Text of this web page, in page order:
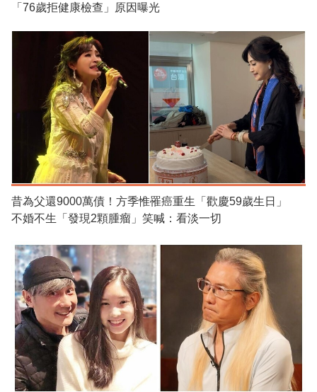
「76歲拒健康檢查」原因曝光
昔為父還9000萬債！方季惟罹癌重生「歡慶59歲生日」
不婚不生「發現2顆腫瘤」笑喊：看淡一切